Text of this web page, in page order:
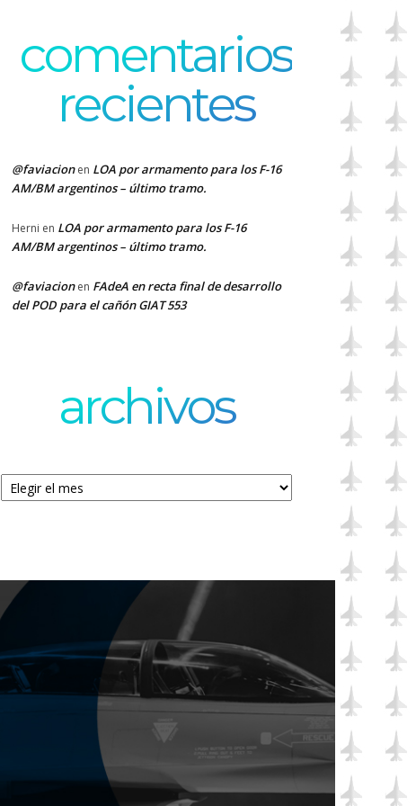
comentarios
recientes
@faviacionen LOA por armamento para los F-16
AM/BM argentinos – último tramo.
Herni en LOA por armamento para los F-16
AM/BM argentinos – último tramo.
@faviacionen FAdeA en recta final de desarrollo
del POD para el cañón GIAT 553
archivos
Archivos